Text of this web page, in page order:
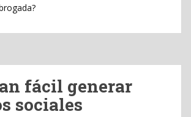
fácil generar
sociales